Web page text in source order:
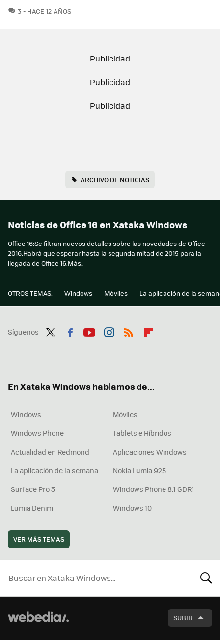
3 COMENTARIOS
HACE 12 AÑOS
ARCHIVO DE NOTICIAS
Noticias de Office 16 en Xataka Windows
Office 16:Se filtran nuevos detalles sobre las novedades de Office
2016.Habrá que esperar hasta la segunda mitad de 2015 para la
llegada de Office 16.Más..
OTROS TEMAS: Windows Móviles La aplicación de la
Síguenos
En Xataka Windows hablamos de...
Windows
Móviles
Windows Phone
Tablets e Híbridos
Actualidad en Redmond
Aplicaciones Windows
La aplicación de la semana
Nokia Lumia 925
Surface Pro 3
Windows Phone 8.1 GDR1
Lumia Denim
Windows 10
VER MÁS TEMAS
SUBIR